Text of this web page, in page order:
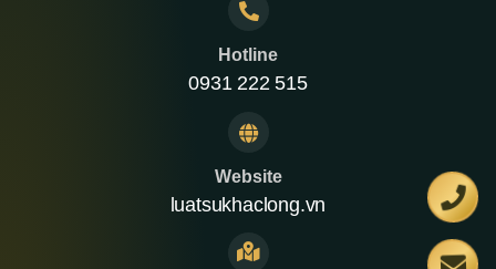
Hotline
0931 222 515
Website
luatsukhaclong.vn